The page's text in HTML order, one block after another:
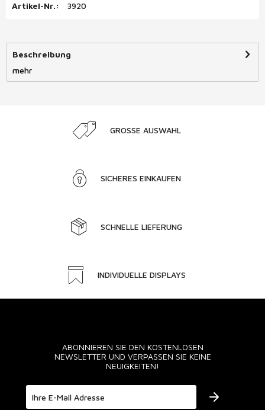
Artikel-Nr.: 3920
Beschreibung
mehr
GROSSE AUSWAHL
SICHERES EINKAUFEN
SCHNELLE LIEFERUNG
INDIVIDUELLE DISPLAYS
ABONNIEREN SIE DEN KOSTENLOSEN
NEWSLETTER UND VERPASSEN SIE KEINE
NEUIGKEITEN!